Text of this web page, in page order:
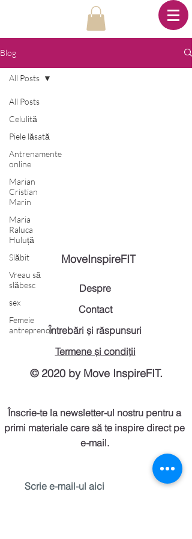
Blog
All Posts
Celulită
Piele lăsată
Antrenamente
online
Marian
Cristian
Marin
Maria
Raluca
Huluță
Slăbit
Vreau să
slăbesc
sex
Femeie
antreprenor
All Posts
MoveInspireFIT
Despre
Contact
Întrebări și răspunsuri
Termene și condiții
© 2020 by Move InspireFIT.
Înscrie-te la newsletter-ul nostru pentru a
primi materiale care să te inspire direct pe
e-mail.